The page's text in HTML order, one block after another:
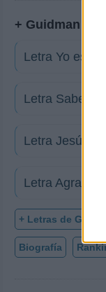
+ Guidman
Letra Yo estoy
Letra Sabes
Letra Jesús
Letra
+ Letras de
Biografía